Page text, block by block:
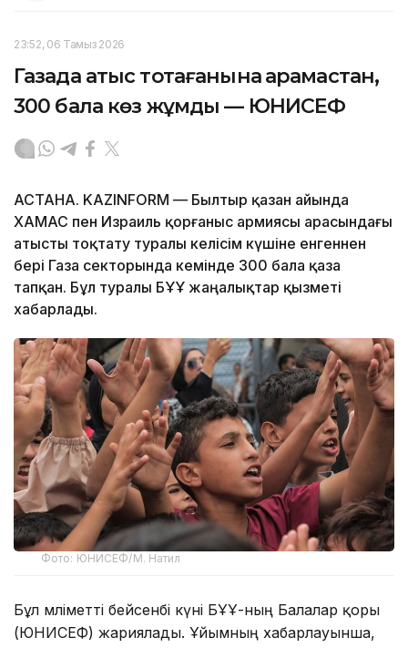
23:52, 06 Тамыз 2026
Газада атыс тоқтағанына қарамастан,
300 бала көз жұмды — ЮНИСЕФ
АСТАНА. KAZINFORM — Былтыр қазан айында
ХАМАС пен Израиль қорғаныс армиясы арасындағы
атысты тоқтату туралы келісім күшіне енгеннен
бері Газа секторында кемінде 300 бала қаза
тапқан. Бұл туралы БҰҰ жаңалықтар қызметі
хабарлады.
Фото: ЮНИСЕФ/М. Натил
Бұл мәліметті бейсенбі күні БҰҰ-ның Балалар қоры
(ЮНИСЕФ) жариялады. Ұйымның хабарлауынша,